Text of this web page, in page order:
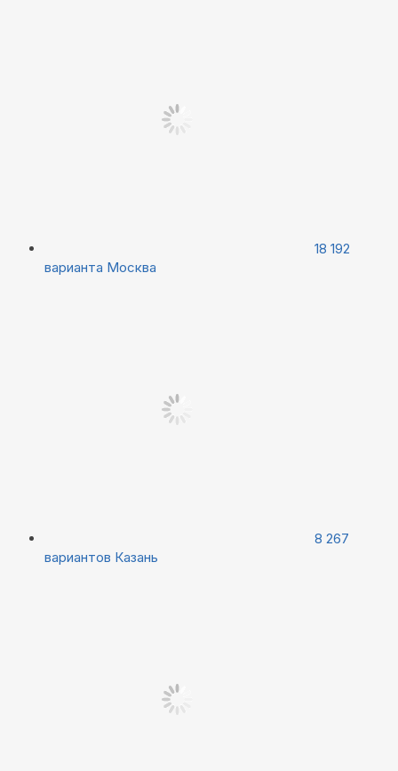
18 192
варианта Москва
8 267
вариантов Казань